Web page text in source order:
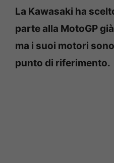
La Kawasaki ha
parte alla MotoGP
ma i suoi motori
punto di riferimento.